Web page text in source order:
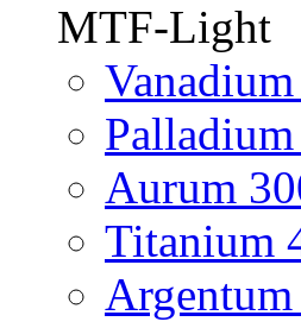
MTF-Light
Aurum
Titanium